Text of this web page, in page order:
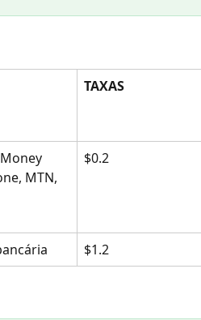
TAXAS
MTN,
$0.2
$1.2